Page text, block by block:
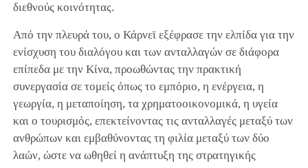
διεθνούς κοινότητας.
Από την πλευρά του, ο Κάρνεϊ εξέφρασε την ελπίδα για την
ενίσχυση του διαλόγου και των ανταλλαγών σε διάφορα
επίπεδα με την Κίνα, προωθώντας την πρακτική
συνεργασία σε τομείς όπως το εμπόριο, η ενέργεια, η
γεωργία, η μεταποίηση, τα χρηματοοικονομικά, η υγεία
και ο τουρισμός, επεκτείνοντας τις ανταλλαγές μεταξύ των
ανθρώπων και εμβαθύνοντας τη φιλία μεταξύ των δύο
λαών, ώστε να ωθηθεί η ανάπτυξη της στρατηγικής